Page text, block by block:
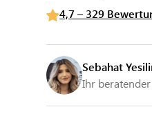
4,7 – 329
Sebahat
Ihr